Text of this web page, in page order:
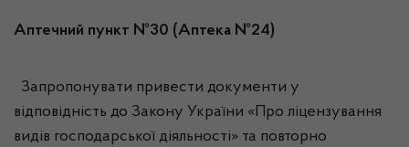
Аптечний пункт №30 (Аптека №24)
Запропонувати привести документи у
відповідність до Закону України «Про ліцензування
видів господарської діяльності» та повторно